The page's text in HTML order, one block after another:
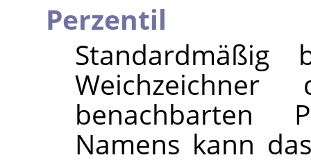
Perzentil
Standardmäßig
benachbarten
Namens kann